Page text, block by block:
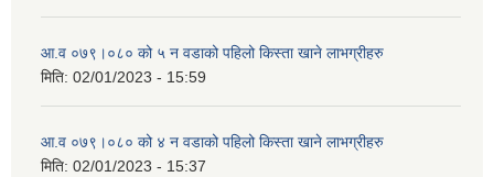
आ.व ०७९।०८० को ५ न‌‍ वडाको पहिलो किस्ता खाने लाभग्रीहरु
मिति: 02/01/2023 - 15:59
आ.व ०७९।०८० को ४ न‌‍ वडाको पहिलो किस्ता खाने लाभग्रीहरु
मिति: 02/01/2023 - 15:37